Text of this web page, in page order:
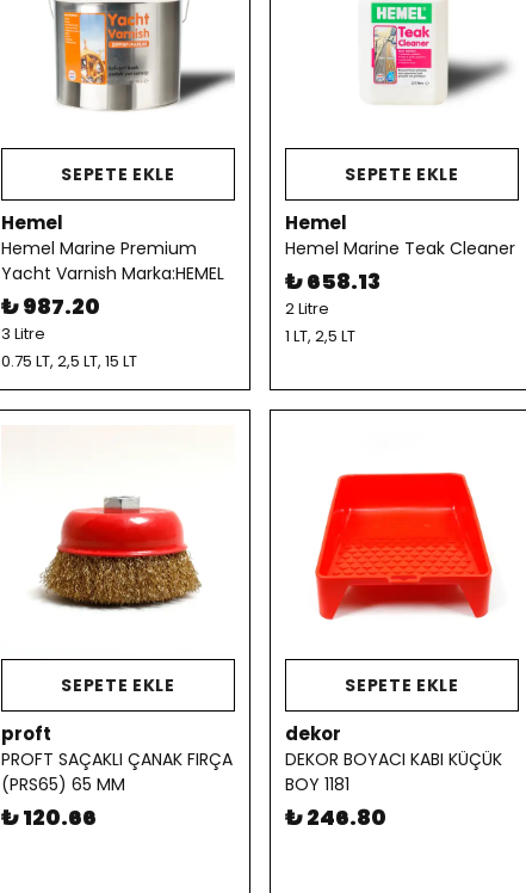
SEPETE EKLE
Hemel
Hemel Marine Premium
Yacht Varnish Marka:HEMEL
₺ 987.20
3 Litre
0.75 LT, 2,5 LT, 15 LT
SEPETE EKLE
Hemel
Hemel Marine Teak Cleaner
₺ 658.13
2 Litre
1 LT, 2,5 LT
SEPETE EKLE
proft
PROFT SAÇAKLI ÇANAK FIRÇA
(PRS65) 65 MM
₺ 120.66
SEPETE EKLE
dekor
DEKOR BOYACI KABI KÜÇÜK
BOY 1181
₺ 246.80